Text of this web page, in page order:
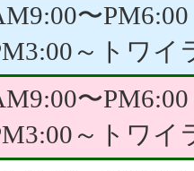
〜PM6:00
～トワイ
〜PM6:00
～トワイ